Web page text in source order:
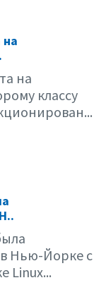
на
классу
Нью-Йорке с
Linux...